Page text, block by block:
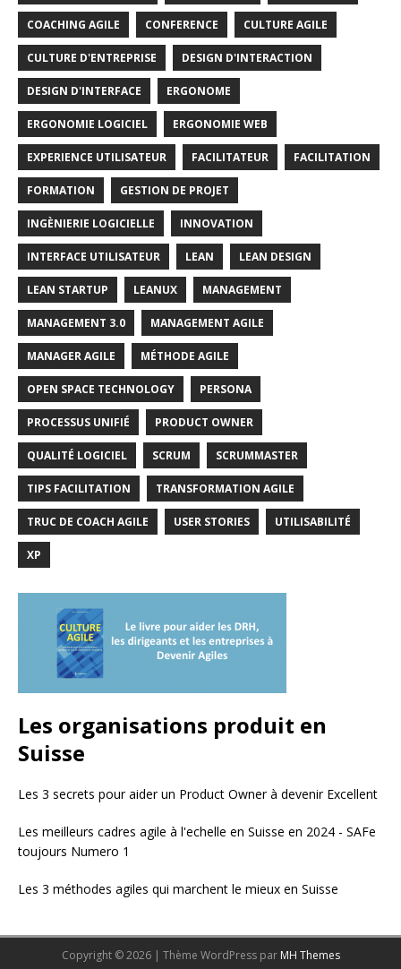
COACHING AGILE CONFERENCE CULTURE AGILE
CULTURE D'ENTREPRISE DESIGN D'INTERACTION
DESIGN D'INTERFACE ERGONOME
ERGONOMIE LOGICIEL ERGONOMIE WEB
EXPERIENCE UTILISATEUR FACILITATEUR FACILITATION
FORMATION GESTION DE PROJET
INGÈNIERIE LOGICIELLE INNOVATION
INTERFACE UTILISATEUR LEAN LEAN DESIGN
LEAN STARTUP LEANUX MANAGEMENT
MANAGEMENT 3.0 MANAGEMENT AGILE
MANAGER AGILE MÉTHODE AGILE
OPEN SPACE TECHNOLOGY PERSONA
PROCESSUS UNIFIÉ PRODUCT OWNER
QUALITÉ LOGICIEL SCRUM SCRUMMASTER
TIPS FACILITATION TRANSFORMATION AGILE
TRUC DE COACH AGILE USER STORIES UTILISABILITÉ
XP
Les organisations produit en
Suisse
Les 3 secrets pour aider un Product Owner à devenir Excellent
Les meilleurs cadres agile à l'echelle en Suisse en 2024 - SAFe
toujours Numero 1
Les 3 méthodes agiles qui marchent le mieux en Suisse
Copyright © 2026 | Thème WordPress par MH Themes